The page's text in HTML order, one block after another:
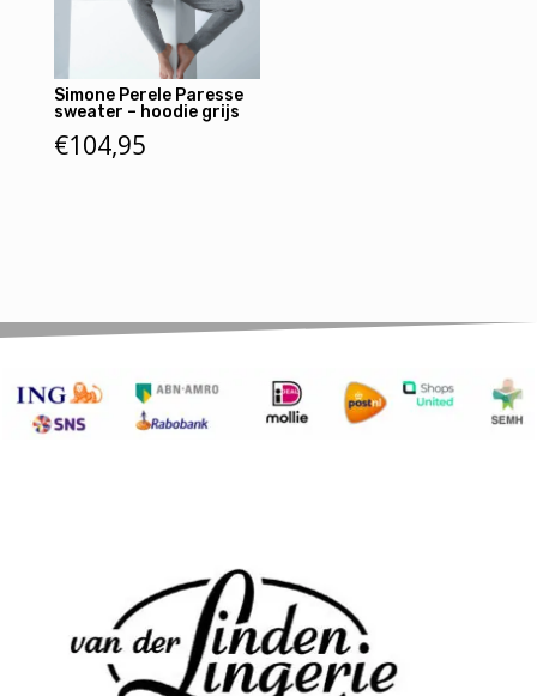
Simone Perele Paresse
sweater – hoodie grijs
€104,95